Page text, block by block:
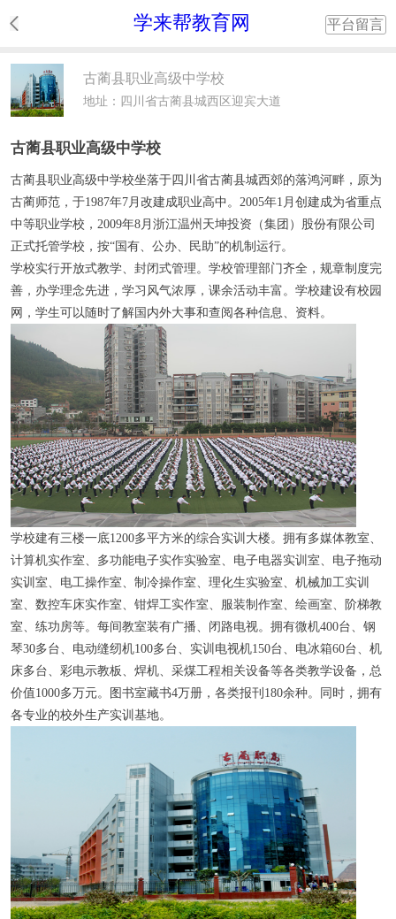
学来帮教育网 平台留言
古蔺县职业高级中学校
地址：四川省古蔺县城西区迎宾大道
古蔺县职业高级中学校
古蔺县职业高级中学校坐落于四川省古蔺县城西郊的落鸿河畔，原为
古蔺师范，于1987年7月改建成职业高中。2005年1月创建成为省重点
中等职业学校，2009年8月浙江温州天坤投资（集团）股份有限公司
正式托管学校，按“国有、公办、民助”的机制运行。
学校实行开放式教学、封闭式管理。学校管理部门齐全，规章制度完
善，办学理念先进，学习风气浓厚，课余活动丰富。学校建设有校园
网，学生可以随时了解国内外大事和查阅各种信息、资料。
学校建有三楼一底1200多平方米的综合实训大楼。拥有多媒体教室、
计算机实作室、多功能电子实作实验室、电子电器实训室、电子拖动
实训室、电工操作室、制冷操作室、理化生实验室、机械加工实训
室、数控车床实作室、钳焊工实作室、服装制作室、绘画室、阶梯教
室、练功房等。每间教室装有广播、闭路电视。拥有微机400台、钢
琴30多台、电动缝纫机100多台、实训电视机150台、电冰箱60台、机
床多台、彩电示教板、焊机、采煤工程相关设备等各类教学设备，总
价值1000多万元。图书室藏书4万册，各类报刊180余种。同时，拥有
各专业的校外生产实训基地。